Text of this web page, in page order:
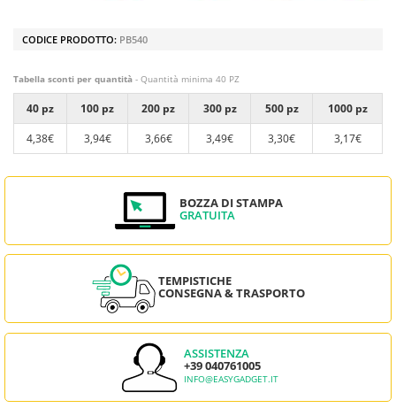
CODICE PRODOTTO: PB540
Tabella sconti per quantità - Quantità minima 40 PZ
40 pz 100 pz 200 pz 300 pz 500 pz
1000 pz
4,38€
3,94€ 3,66€ 3,49€ 3,30€ 3,17€
BOZZA DI STAMPA
GRATUITA
TEMPISTICHE
CONSEGNA & TRASPORTO
ASSISTENZA
+39 040761005
INFO@EASYGADGET.IT